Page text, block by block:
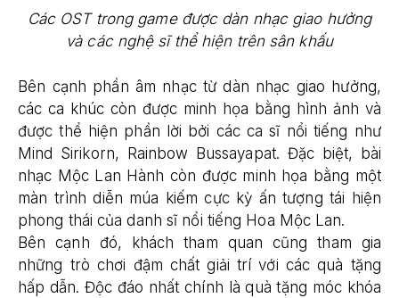
Các OST trong game được dàn nhạc giao hưởng
và các nghệ sĩ thể hiện trên sân khấu
Bên cạnh phần âm nhạc từ dàn nhạc giao hưởng,
các ca khúc còn được minh họa bằng hình ảnh và
được thể hiện phần lời bởi các ca sĩ nổi tiếng như
Mind Sirikorn, Rainbow Bussayapat. Đặc biệt, bài
nhạc Mộc Lan Hành còn được minh họa bằng một
màn trình diễn múa kiếm cực kỳ ấn tượng tái hiện
phong thái của danh sĩ nổi tiếng Hoa Mộc Lan.
Bên cạnh đó, khách tham quan cũng tham gia
những trò chơi đậm chất giải trí với các quà tặng
hấp dẫn. Độc đáo nhất chính là quà tặng móc khóa